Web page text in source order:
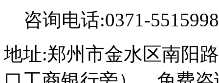
咨询电话:0371-
地址:郑州市金水区南阳